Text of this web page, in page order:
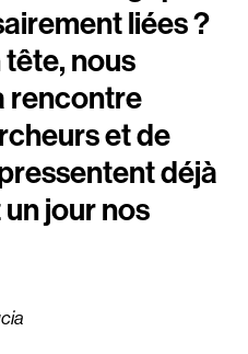
liées ?
nous
rencontre
et de
déjà
jour nos